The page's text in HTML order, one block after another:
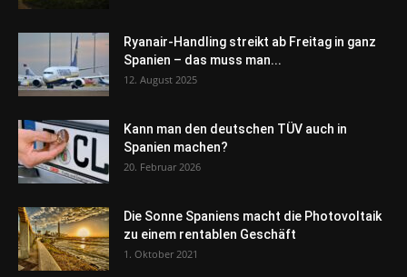
Ryanair-Handling streikt ab Freitag in ganz
Spanien – das muss man...
12. August 2025
Kann man den deutschen TÜV auch in
Spanien machen?
20. Februar 2026
Die Sonne Spaniens macht die Photovoltaik
zu einem rentablen Geschäft
1. Oktober 2021